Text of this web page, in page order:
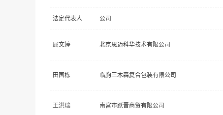
法定代表人 公司
屈文婷 北京思迈科华技术有限公司
田国栋 临朐三木森复合包装有限公司
王洪瑞 南宫市跃晋商贸有限公司